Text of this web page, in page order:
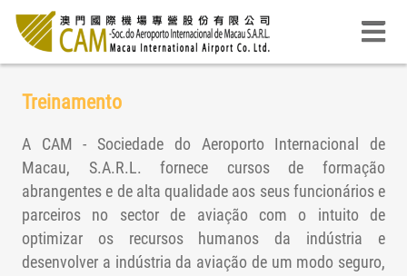
Treinamento
A CAM - Sociedade do Aeroporto Internacional de
Macau, S.A.R.L. fornece cursos de formação
abrangentes e de alta qualidade aos seus funcionários e
parceiros no sector de aviação com o intuito de
optimizar os recursos humanos da indústria e
desenvolver a indústria da aviação de um modo seguro,